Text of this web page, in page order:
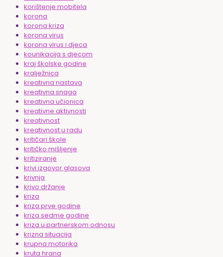
korištenje mobitela
korona
korona kriza
korona virus
korona virus i djeca
kounikacija s djecom
kraj školske godine
kralježnica
kreativna nastava
kreativna snaga
kreativna učionica
kreativne aktivnosti
kreativnost
kreativnost u radu
kritičari škole
kritičko mišljenje
kritiziranje
krivi izgovor glasova
krivnja
krivo držanje
kriza
kriza prve godine
kriza sedme godine
kriza u partnerskom odnosu
krizna situacija
krupna motorika
kruta hrana